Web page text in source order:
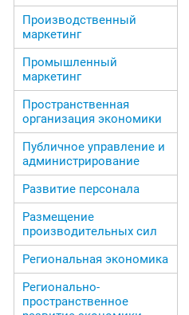
Производственный
маркетинг
Промышленный
маркетинг
Пространственная
организация экономики
Публичное управление и
администрирование
Развитие персонала
Размещение
производительных сил
Региональная экономика
Регионально-
пространственное